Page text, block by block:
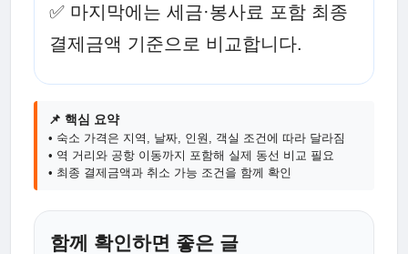
✅ 마지막에는 세금·봉사료 포함 최종
결제금액 기준으로 비교합니다.
📌 핵심 요약
• 숙소 가격은 지역, 날짜, 인원, 객실 조건에 따라 달라짐
• 역 거리와 공항 이동까지 포함해 실제 동선 비교 필요
• 최종 결제금액과 취소 가능 조건을 함께 확인
함께 확인하면 좋은 글